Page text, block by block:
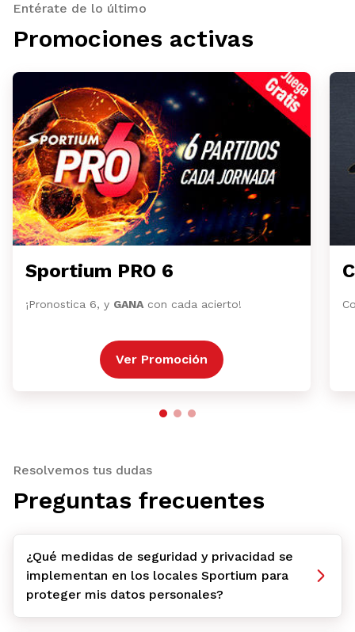
Entérate de lo último
Promociones activas
Sportium PRO 6
¡Pronostica 6, y GANA con cada acierto!
Ver Promoción
Resolvemos tus dudas
Preguntas frecuentes
¿Qué medidas de seguridad y privacidad se
implementan en los locales Sportium para
proteger mis datos personales?